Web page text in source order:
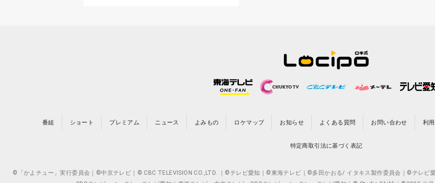
番組 ショート プレミアム ニュース よみもの ロケマップ お知らせ よくある質問 お問い合わせ 利
特定商取引法に基づく表記
©「かよチュー」実行委員会｜©中京テレビ｜© CBC TELEVISION CO.,LTD. ｜©テレビ愛知｜©東海テレビ｜©多田かおる/ イタキス製作委員会｜©テレビ